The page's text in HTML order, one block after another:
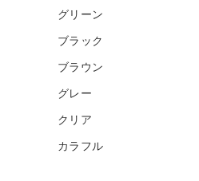
グリーン
ブラック
ブラウン
グレー
クリア
カラフル